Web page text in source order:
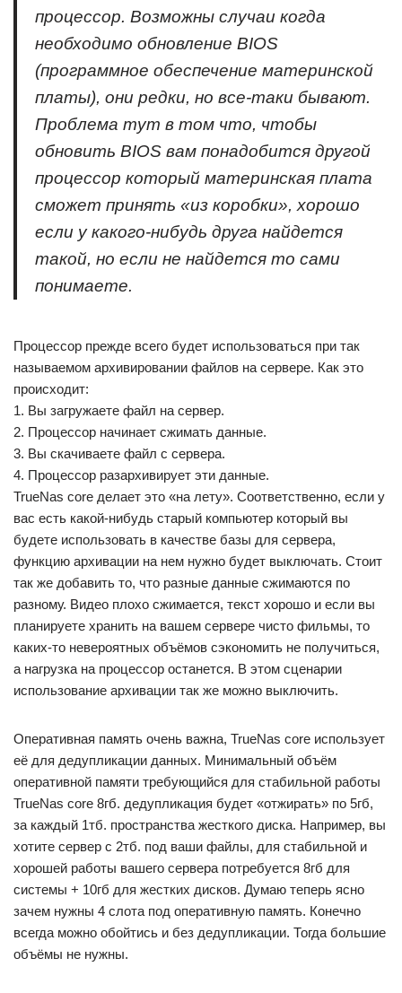
процессор. Возможны случаи когда
необходимо обновление BIOS
(программное обеспечение материнской
платы), они редки, но все-таки бывают.
Проблема тут в том что, чтобы
обновить BIOS вам понадобится другой
процессор который материнская плата
сможет принять «из коробки», хорошо
если у какого-нибудь друга найдется
такой, но если не найдется то сами
понимаете.
Процессор прежде всего будет использоваться при так
называемом архивировании файлов на сервере. Как это
происходит:
1. Вы загружаете файл на сервер.
2. Процессор начинает сжимать данные.
3. Вы скачиваете файл с сервера.
4. Процессор разархивирует эти данные.
TrueNas core делает это «на лету». Соответственно, если у
вас есть какой-нибудь старый компьютер который вы
будете использовать в качестве базы для сервера,
функцию архивации на нем нужно будет выключать. Стоит
так же добавить то, что разные данные сжимаются по
разному. Видео плохо сжимается, текст хорошо и если вы
планируете хранить на вашем сервере чисто фильмы, то
каких-то невероятных объёмов сэкономить не получиться,
а нагрузка на процессор останется. В этом сценарии
использование архивации так же можно выключить.
Оперативная память очень важна, TrueNas core использует
её для дедупликации данных. Минимальный объём
оперативной памяти требующийся для стабильной работы
TrueNas core 8гб. дедупликация будет «отжирать» по 5гб,
за каждый 1тб. пространства жесткого диска. Например, вы
хотите сервер с 2тб. под ваши файлы, для стабильной и
хорошей работы вашего сервера потребуется 8гб для
системы + 10гб для жестких дисков. Думаю теперь ясно
зачем нужны 4 слота под оперативную память. Конечно
всегда можно обойтись и без дедупликации. Тогда большие
объёмы не нужны.